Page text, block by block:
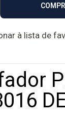
à lista de